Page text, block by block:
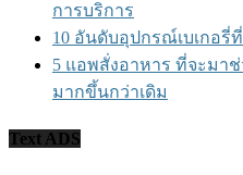
การบริการ
10 อันดับอุปกรณ์เบเกอรี่
5 แอพสั่งอาหาร ที่จะมา
มากขึ้นกว่าเดิม
Text ADS